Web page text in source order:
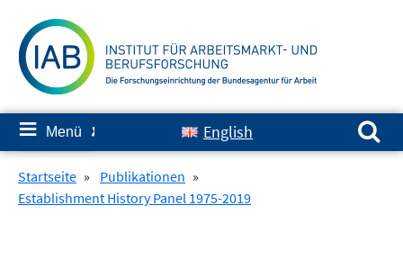
zum
Inhalt
≡ Menü ✘ English
Suchen nach:
Startseite » Publikationen »
Establishment History Panel 1975-2019